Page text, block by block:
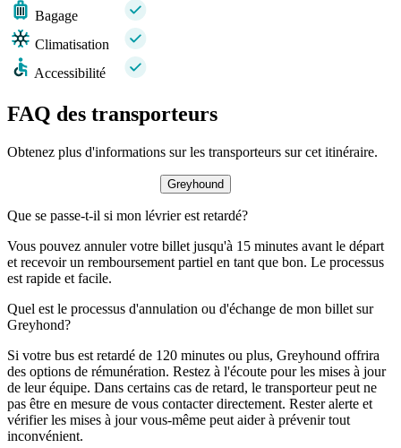
Bagage
Climatisation
Accessibilité
FAQ des transporteurs
Obtenez plus d'informations sur les transporteurs sur cet itinéraire.
Greyhound
Que se passe-t-il si mon lévrier est retardé?
Vous pouvez annuler votre billet jusqu'à 15 minutes avant le départ
et recevoir un remboursement partiel en tant que bon. Le processus
est rapide et facile.
Quel est le processus d'annulation ou d'échange de mon billet sur
Greyhond?
Si votre bus est retardé de 120 minutes ou plus, Greyhound offrira
des options de rémunération. Restez à l'écoute pour les mises à jour
de leur équipe. Dans certains cas de retard, le transporteur peut ne
pas être en mesure de vous contacter directement. Rester alerte et
vérifier les mises à jour vous-même peut aider à prévenir tout
inconvénient.